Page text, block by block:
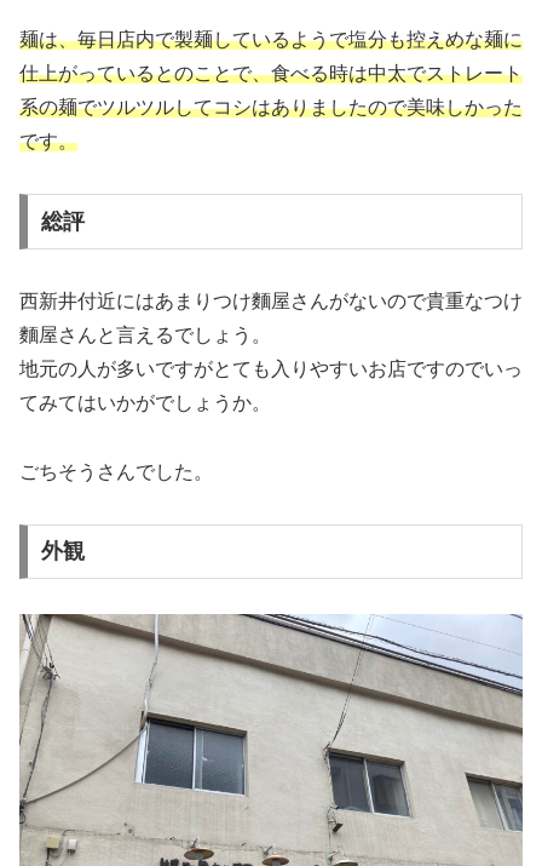
麺は、毎日店内で製麺しているようで塩分も控えめな麺に
仕上がっているとのことで、食べる時は中太でストレート
系の麺でツルツルしてコシはありましたので美味しかった
です。
総評
西新井付近にはあまりつけ麵屋さんがないので貴重なつけ
麵屋さんと言えるでしょう。
地元の人が多いですがとても入りやすいお店ですのでいっ
てみてはいかがでしょうか。
ごちそうさんでした。
外観